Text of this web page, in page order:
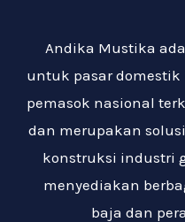
Andika Mustika
untuk pasar
pemasok nasional
dan merupakan
konstruksi industri
menyediakan
baja dan